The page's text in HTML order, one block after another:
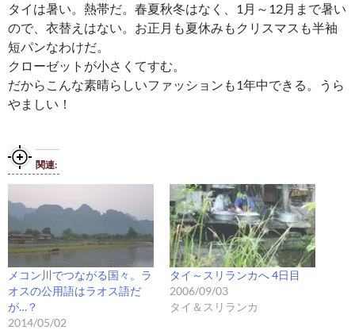
タイは暑い。熱帯だ。春夏秋冬はなく、1月～12月まで暑い
ので、衣替えはない。お正月も夏休みもクリスマスも半袖
短パンなわけだ。
クローゼットが小さくてすむ。
だからこんな素晴らしいファッションも1年中できる。うら
やましい！
関連
メコン川でつながる国々。ラ
オスの公用語はラオス語だ
が…？
2014/05/02
タイ～スリランカへ 4日目
2006/09/03
タイ＆スリランカ